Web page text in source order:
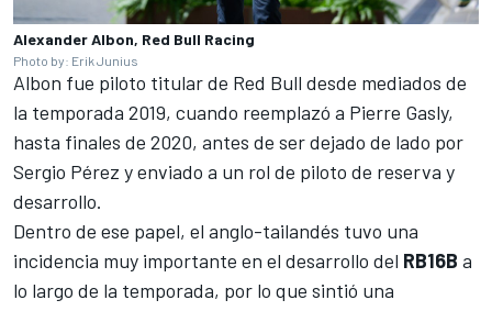
Alexander Albon, Red Bull Racing
Photo by: Erik Junius
Albon fue piloto titular de Red Bull desde mediados de
la temporada 2019, cuando reemplazó a Pierre Gasly,
hasta finales de 2020, antes de ser dejado de lado por
Sergio Pérez y enviado a un rol de piloto de reserva y
desarrollo.
Dentro de ese papel, el anglo-tailandés tuvo una
incidencia muy importante en el desarrollo del RB16B a
lo largo de la temporada, por lo que sintió una